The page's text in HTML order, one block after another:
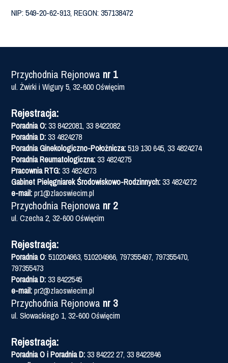
NIP: 549-20-62-913, REGON: 357138472
Przychodnia Rejonowa nr 1
ul. Żwirki i Wigury 5, 32-600 Oświęcim
Rejestracja:
Poradnia O:33 8422081, 33 8422082
Poradnia D:33 4824278
Poradnia Ginekologiczno-Położnicza:519 130 645, 33 4824274
Poradnia Reumatologiczna:33 4824275
Pracownia RTG:33 4824273
Gabinet Pielęgniarek Środowiskowo-Rodzinnych:33 4824272
e-mail:pr1@zlaoswiecim.pl
Przychodnia Rejonowa nr 2
ul. Czecha 2, 32-600 Oświęcim
Rejestracja:
Poradnia O: 510204963, 510204966, 797355497, 797355470,
797355473
Poradnia D:33 8422545
e-mail:pr2@zlaoswiecim.pl
Przychodnia Rejonowa nr 3
ul. Słowackiego 1, 32-600 Oświęcim
Rejestracja:
Poradnia O i Poradnia D:33 84222 27, 33 8422846